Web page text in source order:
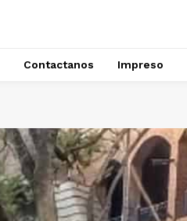
Contactanos Impreso